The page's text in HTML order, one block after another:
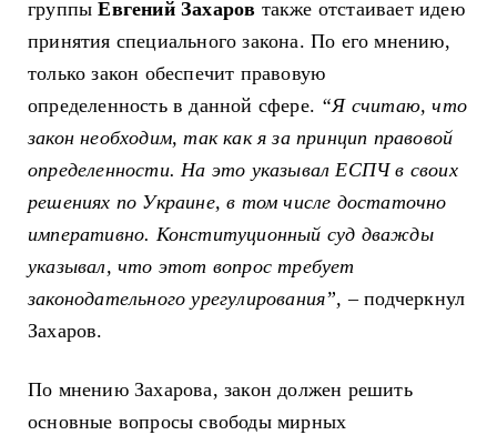
группы Евгений Захаров также отстаивает идею
принятия специального закона. По его мнению,
только закон обеспечит правовую
определенность в данной сфере. “Я считаю, что
закон необходим, так как я за принцип правовой
определенности. На это указывал ЕСПЧ в своих
решениях по Украине, в том числе достаточно
императивно. Конституционный суд дважды
указывал, что этот вопрос требует
законодательного урегулирования”, – подчеркнул
Захаров.
По мнению Захарова, закон должен решить
основные вопросы свободы мирных